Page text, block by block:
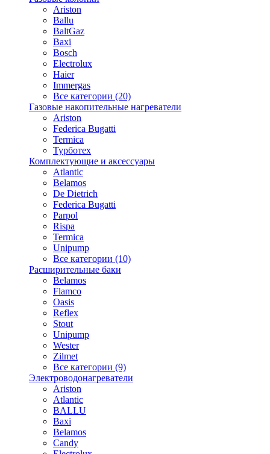
Ariston
Ballu
BaltGaz
Baxi
Bosсh
Electrolux
Haier
Immergas
Все категории (20)
Газовые накопительные нагреватели
Ariston
Federica Bugatti
Termica
Турботех
Комплектующие и аксессуары
Atlantic
Belamos
De Dietrich
Federica Bugatti
Parpol
Rispa
Termica
Unipump
Все категории (10)
Расширительные баки
Belamos
Flamco
Oasis
Reflex
Stout
Unipump
Wester
Zilmet
Все категории (9)
Электроводонагреватели
Ariston
Atlantic
BALLU
Baxi
Belamos
Candy